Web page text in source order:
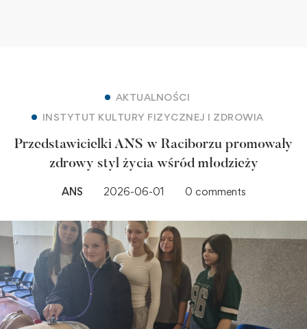
AKTUALNOŚCI
INSTYTUT KULTURY FIZYCZNEJ I ZDROWIA
Przedstawicielki ANS w Raciborzu promowały
zdrowy styl życia wśród młodzieży
ANS 2026-06-01 0 comments